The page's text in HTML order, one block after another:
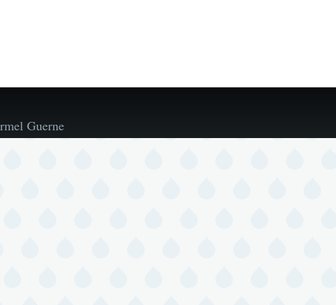
Guerne